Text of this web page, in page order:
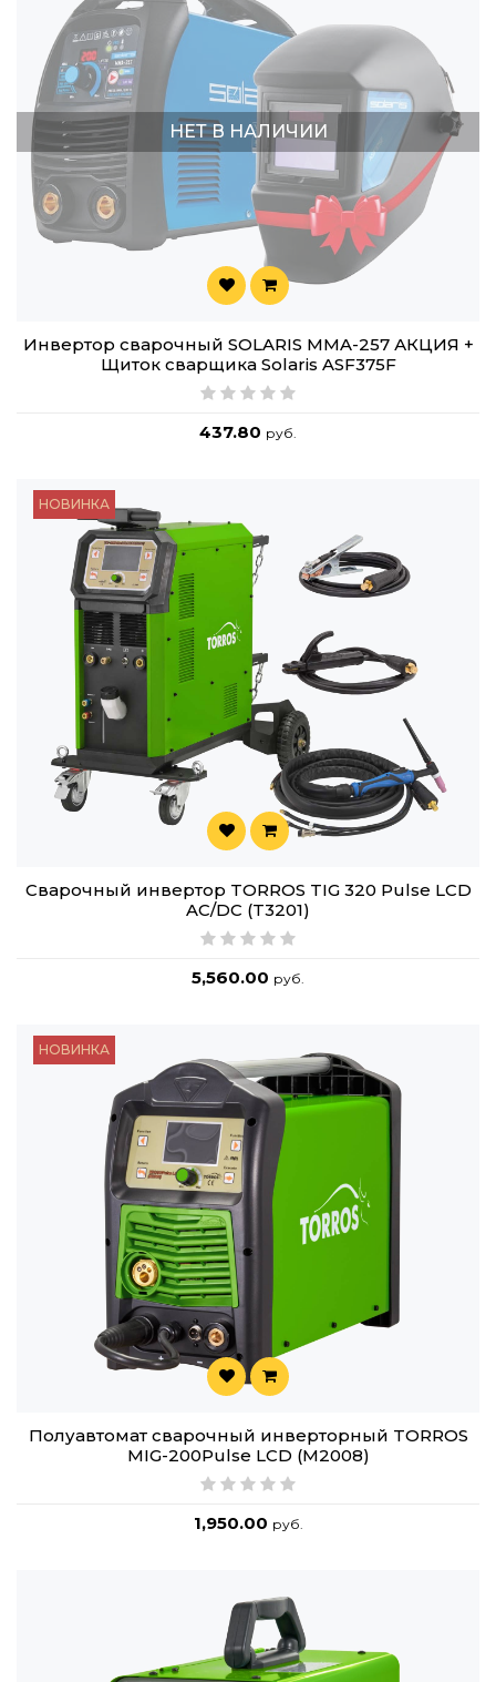
НЕТ В НАЛИЧИИ
Инвертор сварочный SOLARIS MMA-257 АКЦИЯ +
Щиток сварщика Solaris ASF375F
437.80 руб.
НОВИНКА
Сварочный инвертор TORROS TIG 320 Pulse LCD
AC/DC (T3201)
5,560.00 руб.
НОВИНКА
Полуавтомат сварочный инверторный TORROS
MIG-200Pulse LCD (M2008)
1,950.00 руб.